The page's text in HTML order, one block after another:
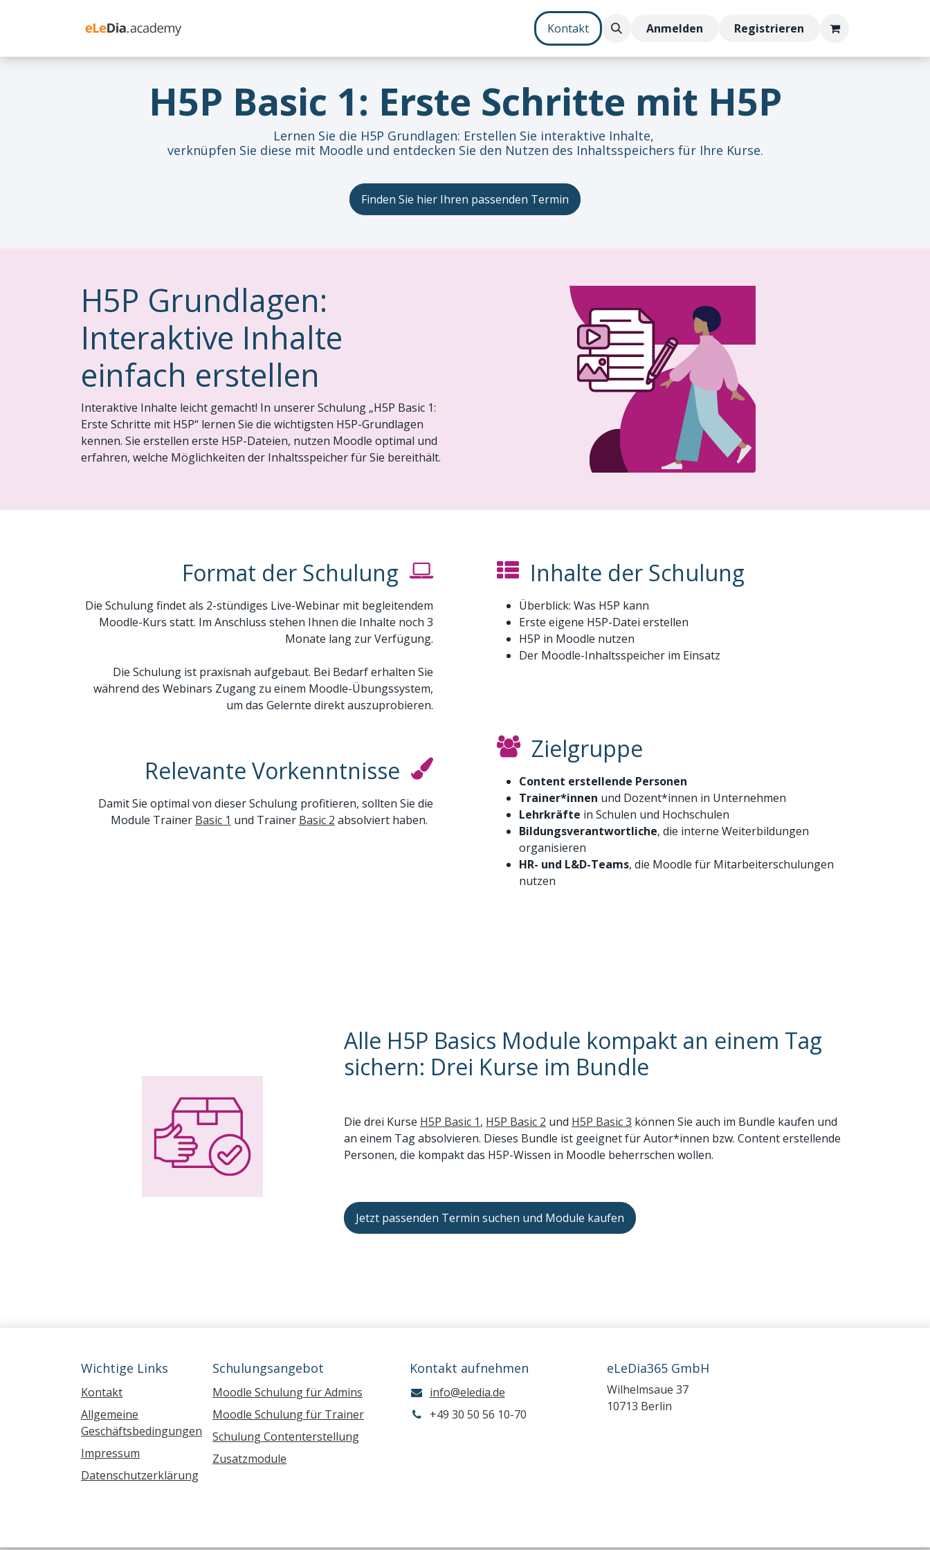
Bundles Jobs
Kontakt Anmelden Registrieren
H5P Basic 1: Erste Schritte mit H5P
Lernen Sie die H5P Grundlagen: Erstellen Sie interaktive Inhalte,
verknüpfen Sie diese mit Moodle und entdecken Sie den Nutzen des Inhaltsspeichers für Ihre Kurse.
Finden Sie hier Ihren passenden Termin
H5P Grundlagen:
Interaktive Inhalte
einfach erstellen
Interaktive Inhalte leicht gemacht! In unserer Schulung „H5P Basic 1:
Erste Schritte mit H5P“ lernen Sie die wichtigsten H5P-Grundlagen
kennen. Sie erstellen erste H5P-Dateien, nutzen Moodle optimal und
erfahren, welche Möglichkeiten der Inhaltsspeicher für Sie bereithält.
Format der Schulung
Die Schulung findet als 2-stündiges Live-Webinar mit begleitendem
Moodle-Kurs statt. Im Anschluss stehen Ihnen die Inhalte noch 3
Monate lang zur Verfügung.
Die Schulung ist praxisnah aufgebaut. Bei Bedarf erhalten Sie
während des Webinars Zugang zu einem Moodle-Übungssystem,
um das Gelernte direkt auszuprobieren.
Relevante Vorkenntnisse
Damit Sie optimal von dieser Schulung profitieren, sollten Sie die
Module Trainer Basic 1 und Trainer Basic 2 absolviert haben.
Inhalte der Schulung
Überblick: Was H5P kann
Erste eigene H5P-Datei erstellen
H5P in Moodle nutzen
Der Moodle-Inhaltsspeicher im Einsatz
Zielgruppe
Content erstellende Personen
Trainer*innen und Dozent*innen in Unternehmen
Lehrkräfte in Schulen und Hochschulen
Bildungsverantwortliche, die interne Weiterbildungen
organisieren
HR- und L&D-Teams, die Moodle für Mitarbeiterschulungen
nutzen
Alle H5P Basics Module kompakt an einem Tag
sichern: Drei Kurse im Bundle
Die drei Kurse H5P Basic 1, H5P Basic 2 und H5P Basic 3 können Sie auch im Bundle kaufen und
an einem Tag absolvieren. Dieses Bundle ist geeignet für Autor*innen bzw. Content erstellende
Personen, die kompakt das H5P-Wissen in Moodle beherrschen wollen.
Jetzt passenden Termin suchen und Module kaufen
Wichtige Links
Kontakt
Allgemeine
Geschäftsbedingungen
Impressum
Datenschutzerklärung
Schulungsangebot
Moodle Schulung für Admins
Moodle Schulung für Trainer
Schulung Contenterstellung
Zusatzmodule
Kontakt aufnehmen
info@eledia.de
+49 30 50 56 10-70
eLeDia365 GmbH
Wilhelmsaue 37
10713 Berlin